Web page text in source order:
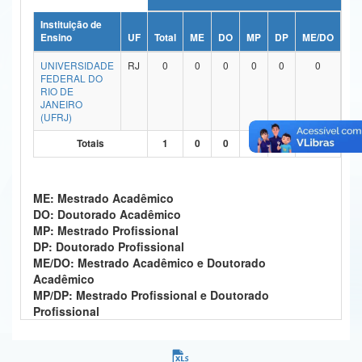
Ministério da Ciência, Tecnologia, Inovações e Comunicações
Ministério do Meio Ambiente
Ministério do Turismo
Ministério do Desenvolvimento Regional
Controladoria-Geral da União
Secretaria-Geral
Secretaria de Governo
Gabinete de Segurança Institucional
Advocacia-Geral da União
Instituição de
Ensino
UF Total ME DO MP DP ME/DO
UNIVERSIDADE
FEDERAL DO
RIO DE
JANEIRO
(UFRJ)
RJ 0 0 0 0 0 0
Totais 1 0 0 0 1
ME: Mestrado Acadêmico
DO: Doutorado Acadêmico
MP: Mestrado Profissional
DP: Doutorado Profissional
ME/DO: Mestrado Acadêmico e Doutorado
Acadêmico
MP/DP: Mestrado Profissional e Doutorado
Profissional